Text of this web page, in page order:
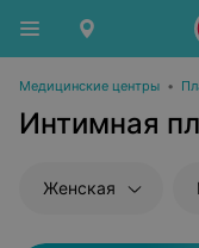
Медицинские центры •
Интимная
Женская